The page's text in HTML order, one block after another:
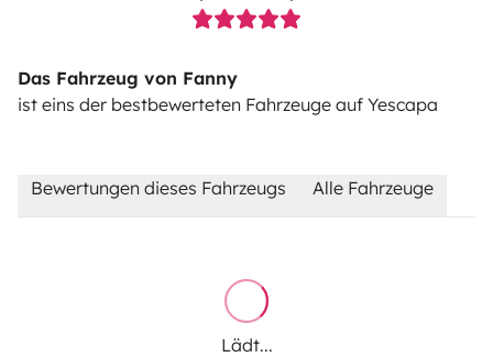
Das Fahrzeug von Fanny
ist eins der bestbewerteten Fahrzeuge auf Yescapa
Bewertungen dieses Fahrzeugs Alle Fahrzeuge
Lädt...